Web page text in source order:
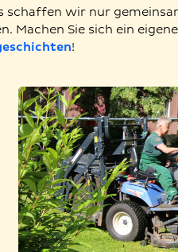
wir nur
Machen Sie sich ein
!